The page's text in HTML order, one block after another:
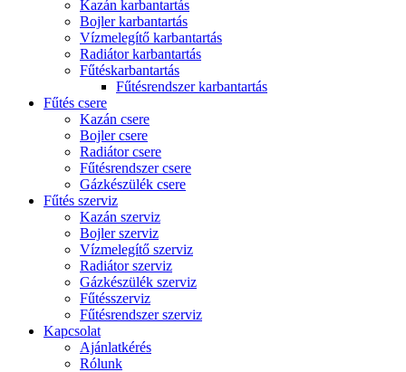
Kazán karbantartás
Bojler karbantartás
Vízmelegítő karbantartás
Radiátor karbantartás
Fűtéskarbantartás
Fűtésrendszer karbantartás
Fűtés csere
Kazán csere
Bojler csere
Radiátor csere
Fűtésrendszer csere
Gázkészülék csere
Fűtés szerviz
Kazán szerviz
Bojler szerviz
Vízmelegítő szerviz
Radiátor szerviz
Gázkészülék szerviz
Fűtésszerviz
Fűtésrendszer szerviz
Kapcsolat
Ajánlatkérés
Rólunk